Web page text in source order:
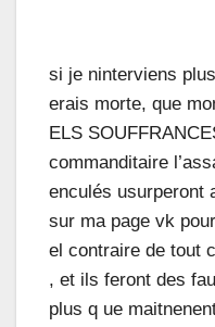
si je ninterviens
erais morte, que
ELS
commanditaire
enculés usurperont
sur ma page vk
el contraire de tout
, et ils feront des
plus q ue